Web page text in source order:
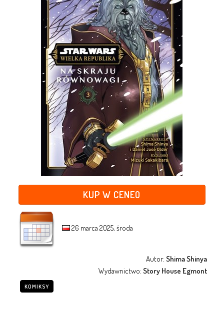
KUP W CENEO
26 marca 2025, środa
Autor:Shima Shinya
Wydawnictwo:Story House Egmont
KOMIKSY